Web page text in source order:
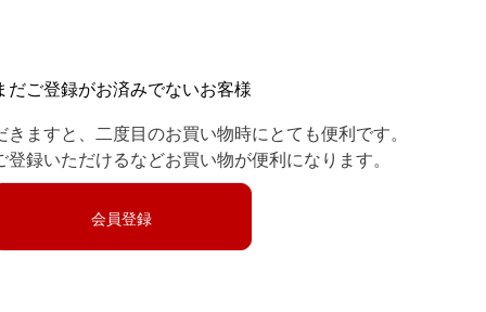
だご登録がお済みでないお客様
ますと、二度目のお買い物時にとても便利です。
録いただけるなどお買い物が便利になります。
会員登録